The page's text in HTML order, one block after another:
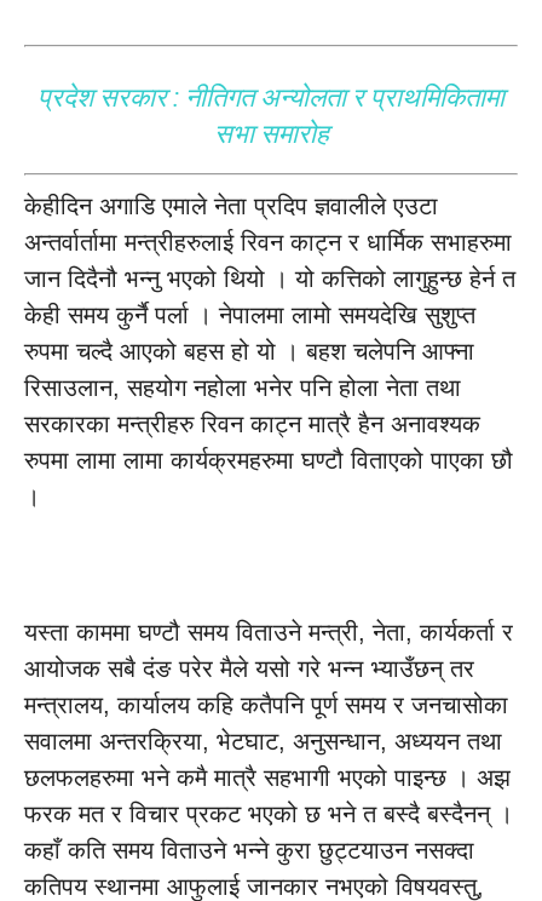
प्रदेश सरकार : नीतिगत अन्योलता र प्राथमिकितामा
सभा समारोह
केहीदिन अगाडि एमाले नेता प्रदिप ज्ञवालीले एउटा
अन्तर्वार्तामा मन्त्रीहरुलाई रिवन काट्न र धार्मिक सभाहरुमा
जान दिदैनौ भन्नु भएको थियो । यो कत्तिको लागुहुन्छ हेर्न त
केही समय कुर्नै पर्ला । नेपालमा लामो समयदेखि सुशुप्त
रुपमा चल्दै आएको बहस हो यो । बहश चलेपनि आफ्ना
रिसाउलान, सहयोग नहोला भनेर पनि होला नेता तथा
सरकारका मन्त्रीहरु रिवन काट्न मात्रै हैन अनावश्यक
रुपमा लामा लामा कार्यक्रमहरुमा घण्टौ विताएको पाएका छौ
।
यस्ता काममा घण्टौ समय विताउने मन्त्री, नेता, कार्यकर्ता र
आयोजक सबै दंङ परेर मैले यसो गरे भन्न भ्याउँछन् तर
मन्त्रालय, कार्यालय कहि कतैपनि पूर्ण समय र जनचासोका
सवालमा अन्तरक्रिया, भेटघाट, अनुसन्धान, अध्ययन तथा
छलफलहरुमा भने कमै मात्रै सहभागी भएको पाइन्छ । अझ
फरक मत र विचार प्रकट भएको छ भने त बस्दै बस्दैनन् ।
कहाँ कति समय विताउने भन्ने कुरा छुट्टयाउन नसक्दा
कतिपय स्थानमा आफुलाई जानकार नभएको विषयवस्तु,